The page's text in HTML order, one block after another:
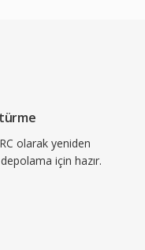
olarak yeniden
için hazır.